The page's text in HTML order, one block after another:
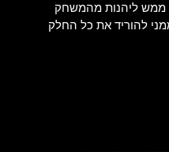
ממש ליהנות מהמשחק
להוריד את כל החלק